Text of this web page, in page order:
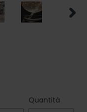
Quantità